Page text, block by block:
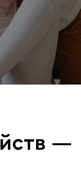
—